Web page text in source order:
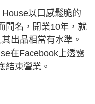
以口感鬆脆的
聞名，開業10年，就
出品相當有水準。
在Facebook上透露
結束營業。